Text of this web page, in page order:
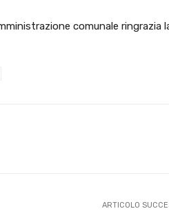
comunale ringrazia
ARTICOLO